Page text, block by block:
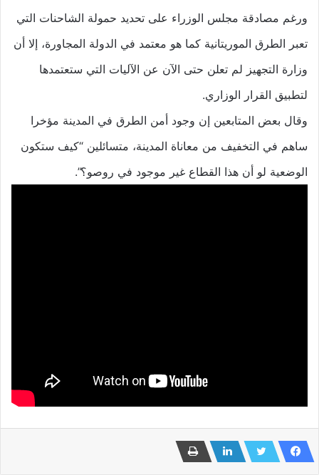
ورغم مصادقة مجلس الوزراء على تحديد حمولة الشاحنات التي
تعبر الطرق الموريتانية كما هو معتمد في الدولة المجاورة، إلا أن
وزارة التجهيز لم تعلن حتى الآن عن الآليات التي ستعتمدها
لتطبيق القرار الوزاري.
وقال بعض المتابعين إن وجود أمن الطرق في المدينة مؤخرا
ساهم في التخفيف من معاناة المدينة، متسائلين “كيف ستكون
الوضعية لو أن هذا القطاع غير موجود في روصو؟”.